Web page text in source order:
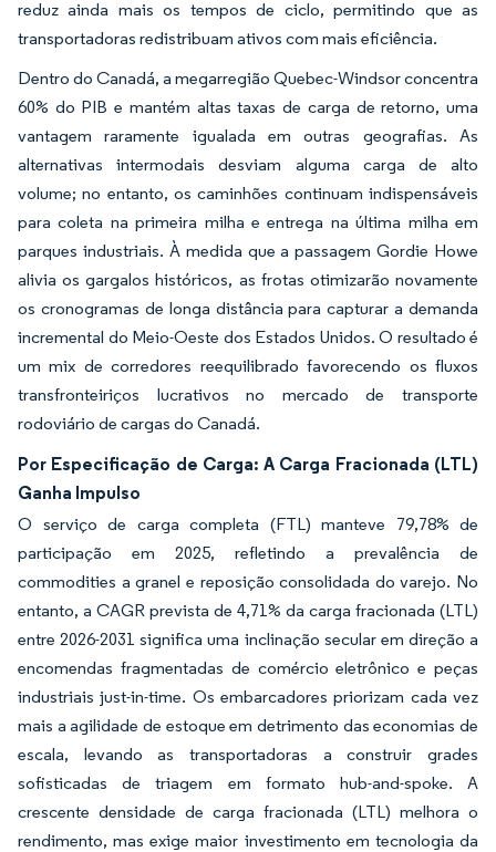
reduz ainda mais os tempos de ciclo, permitindo que as
transportadoras redistribuam ativos com mais eficiência.
Dentro do Canadá, a megarregião Quebec-Windsor concentra
60% do PIB e mantém altas taxas de carga de retorno, uma
vantagem raramente igualada em outras geografias. As
alternativas intermodais desviam alguma carga de alto
volume; no entanto, os caminhões continuam indispensáveis
para coleta na primeira milha e entrega na última milha em
parques industriais. À medida que a passagem Gordie Howe
alivia os gargalos históricos, as frotas otimizarão novamente
os cronogramas de longa distância para capturar a demanda
incremental do Meio-Oeste dos Estados Unidos. O resultado é
um mix de corredores reequilibrado favorecendo os fluxos
transfronteiriços lucrativos no mercado de transporte
rodoviário de cargas do Canadá.
Por Especificação de Carga: A Carga Fracionada (LTL)
Ganha Impulso
O serviço de carga completa (FTL) manteve 79,78% de
participação em 2025, refletindo a prevalência de
commodities a granel e reposição consolidada do varejo. No
entanto, a CAGR prevista de 4,71% da carga fracionada (LTL)
entre 2026-2031 significa uma inclinação secular em direção a
encomendas fragmentadas de comércio eletrônico e peças
industriais just-in-time. Os embarcadores priorizam cada vez
mais a agilidade de estoque em detrimento das economias de
escala, levando as transportadoras a construir grades
sofisticadas de triagem em formato hub-and-spoke. A
crescente densidade de carga fracionada (LTL) melhora o
rendimento, mas exige maior investimento em tecnologia da